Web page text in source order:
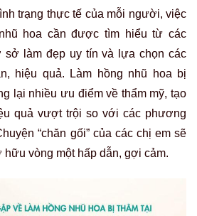
trạng thực tế của mỗi người, việc
hoa cần được tìm hiểu từ các
sở làm đẹp uy tín và lựa chọn các
hiệu quả. Làm hồng nhũ hoa bị
lại nhiều ưu điểm về thẩm mỹ, tạo
quả vượt trội so với các phương
“chăn gối” của các chị em sẽ
vòng một hấp dẫn, gợi cảm.